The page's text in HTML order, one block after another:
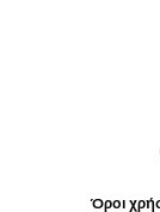
Όροι